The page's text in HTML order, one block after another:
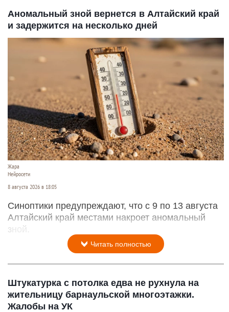
Аномальный зной вернется в Алтайский край
и задержится на несколько дней
Жара
Нейросети
8 августа 2026 в 18:05
Синоптики предупреждают, что с 9 по 13 августа
Алтайский край местами накроет аномальный
зной.
Читать полностью
Штукатурка с потолка едва не рухнула на
жительницу барнаульской многоэтажки.
Жалобы на УК